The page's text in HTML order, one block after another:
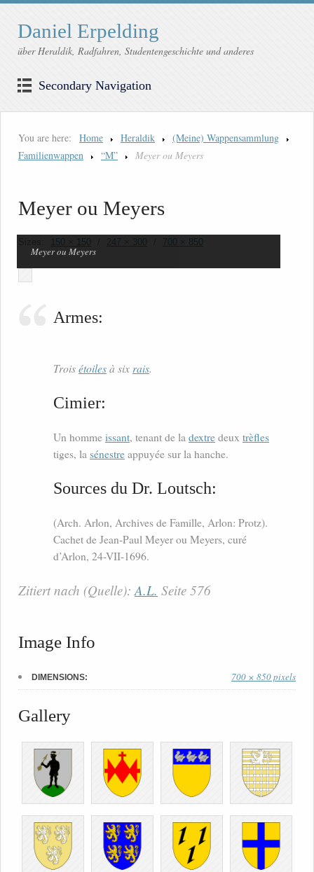
Daniel Erpelding
über Heraldik, Radfahren, Studentengeschichte und anderes
Secondary Navigation
You are here: Home Heraldik
(Meine) Wappensammlung
Familienwappen
“M” Meyer ou Meyers
Meyer ou Meyers
150 × 150 247 × 300 700 × 850
Meyer ou Meyers
Armes:
Troisétoilesà sixrais.
Cimier:
Un homme issant, tenant de la dextre deux trèfles
tiges, la sénestre appuyée sur la hanche.
Sources du Dr. Loutsch:
(Arch. Arlon, Archives de Famille, Arlon: Protz).
Cachet de Jean-Paul Meyer ou Meyers, curé
d’Arlon, 24-VII-1696.
Zitiert nach (Quelle):A.L. Seite 576
Image Info
DIMENSIONS: 700 × 850 pixels
Gallery